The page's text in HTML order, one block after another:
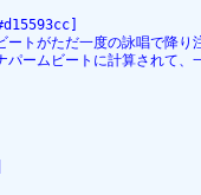
ートがただ一度の詠唱で降り
ームビートに計算されて、